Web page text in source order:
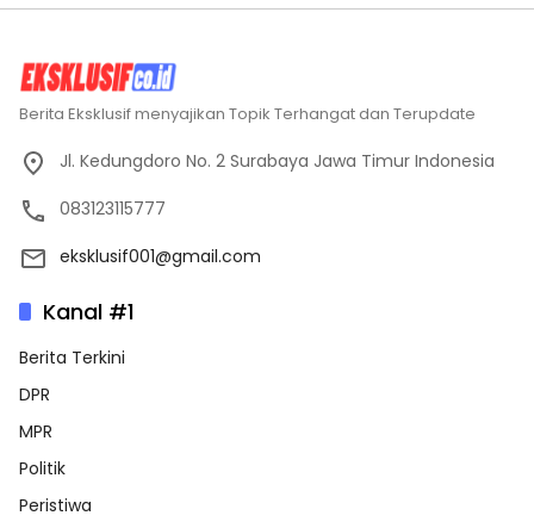
Berita Eksklusif menyajikan Topik Terhangat dan Terupdate
Jl. Kedungdoro No. 2 Surabaya Jawa Timur Indonesia
083123115777
eksklusif001@gmail.com
Kanal #1
Berita Terkini
DPR
MPR
Politik
Peristiwa